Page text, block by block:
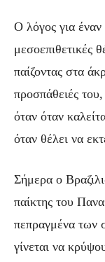
Ο λόγος για έναν
μεσοεπιθετικές
παίζοντας στα
προσπάθειές
όταν όταν
όταν θέλει να
Σήμερα ο
παίκτης του
πεπραγμένα των
γίνεται να